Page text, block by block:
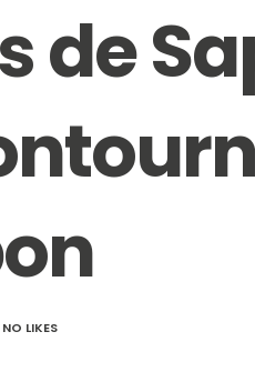
de
NO LIKES